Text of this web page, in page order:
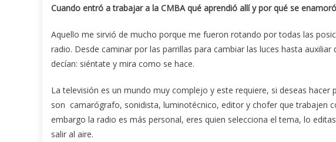
Cuando entró a trabajar a la CMBA qué aprendió allíy por qué se enamoró
Aquello me sirvió de mucho porque me fueron rotando por todas las
radio. Desde caminar por las parrillas para cambiar las luces hasta
decían: siéntate y mira como se hace.
La televisión es un mundo muy complejo y este requiere, si deseas
son camarógrafo, sonidista, luminotécnico, editor y chofer que trabajen
embargo la radio es más personal, eres quien selecciona el tema, lo
salir al aire.